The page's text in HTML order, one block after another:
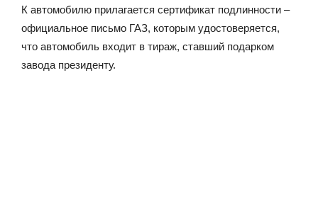
К автомобилю прилагается сертификат подлинности –
официальное письмо ГАЗ, которым удостоверяется,
что автомобиль входит в тираж, ставший подарком
завода президенту.